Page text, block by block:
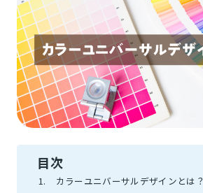
目次
カラーユニバーサルデザインとは？